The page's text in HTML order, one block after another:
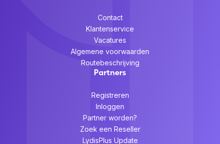
Contact
Klantenservice
Vacatures
Algemene voorwaarden
Routebeschrijving
Partners
Registreren
Inloggen
Partner worden?
Zoek een Reseller
LydisPlus Update